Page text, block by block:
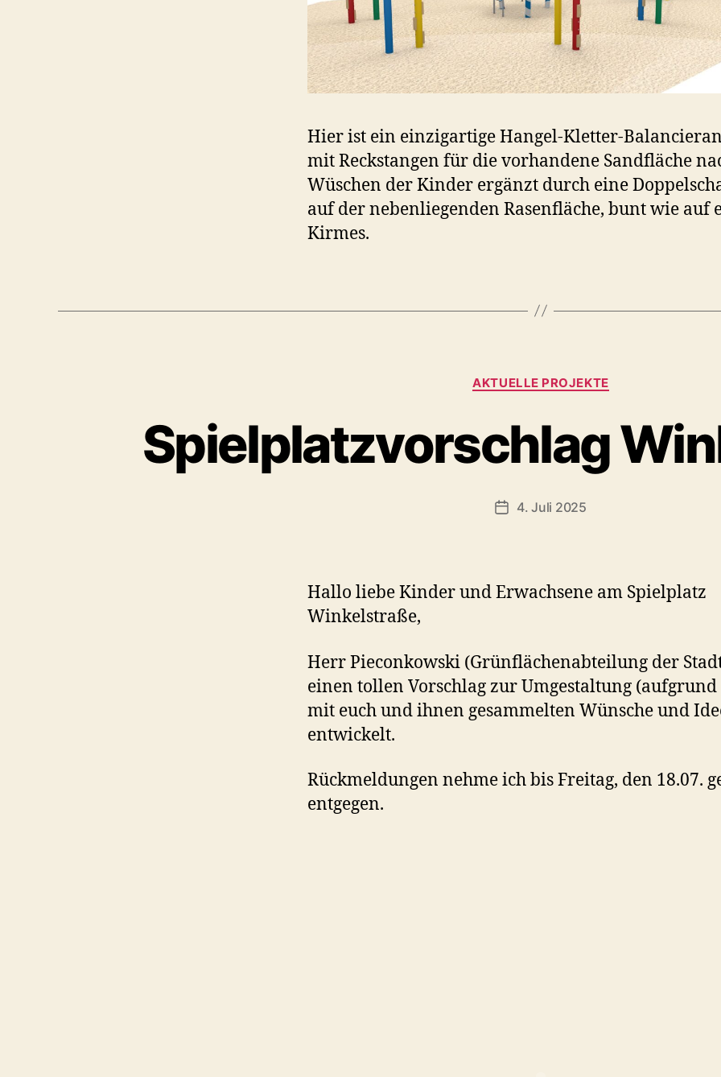
Hier ist ein einzigartige Hangel-Kletter-
mit Reckstangen für die vorhandene Sandfläche
Wüschen der Kinder ergänzt durch eine
auf der nebenliegenden Rasenfläche, bunt wie auf
Kirmes.
Kategorien
AKTUELLE PROJEKTE
Spielplatzvorschlag
Veröffentlichungsdatum
4. Juli 2025
Hallo liebe Kinder und Erwachsene am Spielplatz
Winkelstraße,
Herr Pieconkowski (Grünflächenabteilung der
einen tollen Vorschlag zur Umgestaltung
mit euch und ihnen gesammelten Wünsche und
entwickelt.
Rückmeldungen nehme ich bis Freitag, den 18.07.
entgegen.